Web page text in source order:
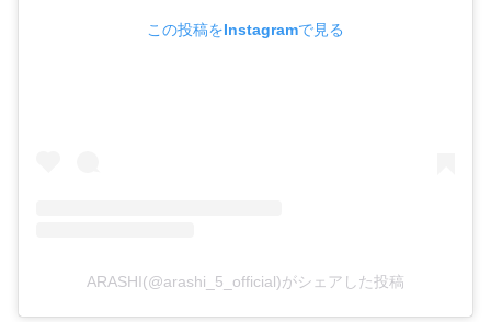
この投稿をInstagramで見る
ARASHI(@arashi_5_official)がシェアした投稿